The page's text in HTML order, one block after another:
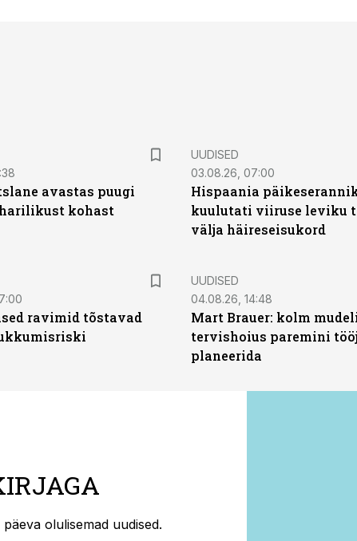
avastas puugi
kohast
UUDISED
03.08.26, 07:00
Hispaania
kuulutati viiruse leviku
välja häireseisukord
ravimid tõstavad
UUDISED
04.08.26, 14:48
Mart Brauer: kolm
tervishoius paremini
planeerida
olulisemad uudised.